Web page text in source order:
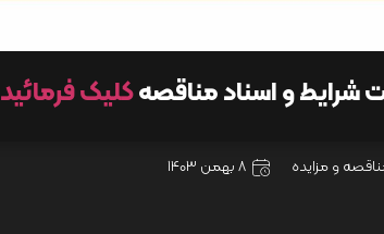
شرایط و اسناد مناقصهکلیک فرمائید
و مزایده 8 بهمن 1403